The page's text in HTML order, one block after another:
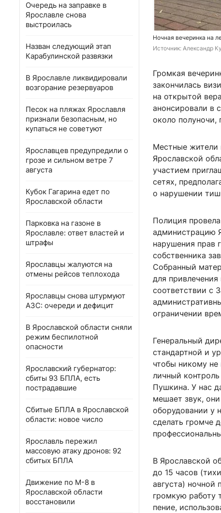
Очередь на заправке в
Ярославле снова
выстроилась
Назван следующий этап
Карабулинской развязки
В Ярославле ликвидировали
возгорание резервуаров
Песок на пляжах Ярославля
признали безопасным, но
купаться не советуют
Ярославцев предупредили о
грозе и сильном ветре 7
августа
Кубок Гагарина едет по
Ярославской области
Парковка на газоне в
Ярославле: ответ властей и
штрафы
Ярославцы жалуются на
отмены рейсов теплохода
Ярославцы снова штурмуют
АЗС: очереди и дефицит
В Ярославской области сняли
режим беспилотной
опасности
Ярославский губернатор:
сбиты 93 БПЛА, есть
пострадавшие
Сбитые БПЛА в Ярославской
области: новое число
Ярославль пережил
массовую атаку дронов: 92
сбитых БПЛА
Движение по М-8 в
Ярославской области
восстановили
Ночная вечеринка на
Источник: Александр
Громкая
закончилась
на открытой
анонсировали в
около полуночи,
Местные жители
Ярославской
участием
сетях,
о нарушении
Полиция
администрацию
нарушения прав
собственника
Собранный
для
соответствии с
ограничении
Генеральный
стандартной и
чтобы никому
личный
Пушкина. У нас
мешает звук,
оборудовании у
сделать громче
В Ярославской
до 15 часов
августа) ночной
громкую работу
пение,